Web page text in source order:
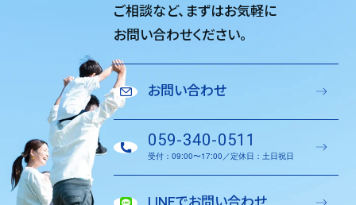
ご相談など、 まずはお気軽に
お問い合わせください。
お問い合わせ
059-340-0511
受付：09:00〜17:00／定休日：土日祝日